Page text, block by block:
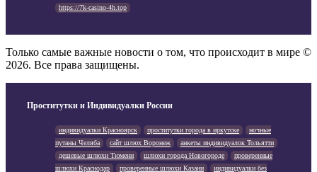
https://7k-casino-4h.top
Только самые важные новости о том, что происходит в мире ©
2026. Все права защищены.
Проститутки и Индивидуалки России
индивидуалки Красноярск проститутки города в иркутске
ночные
путаны Челяба
сайт шлюх Воронеж
анкеты индивидуалок Тольятти
дешевые шлюхи Тюмени
шлюхи города Новогороде
проверенные
шлюхи Краснодар
проверенные шлюхи Казани индивидуалки без